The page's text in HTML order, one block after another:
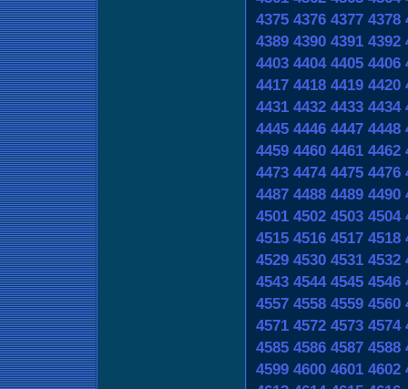
4375 4376 4377 4378
4389 4390 4391 4392
4403 4404 4405 4406
4417 4418 4419 4420
4431 4432 4433 4434
4445 4446 4447 4448
4459 4460 4461 4462
4473 4474 4475 4476
4487 4488 4489 4490
4501 4502 4503 4504
4515 4516 4517 4518
4529 4530 4531 4532
4543 4544 4545 4546
4557 4558 4559 4560
4571 4572 4573 4574
4585 4586 4587 4588
4599 4600 4601 4602